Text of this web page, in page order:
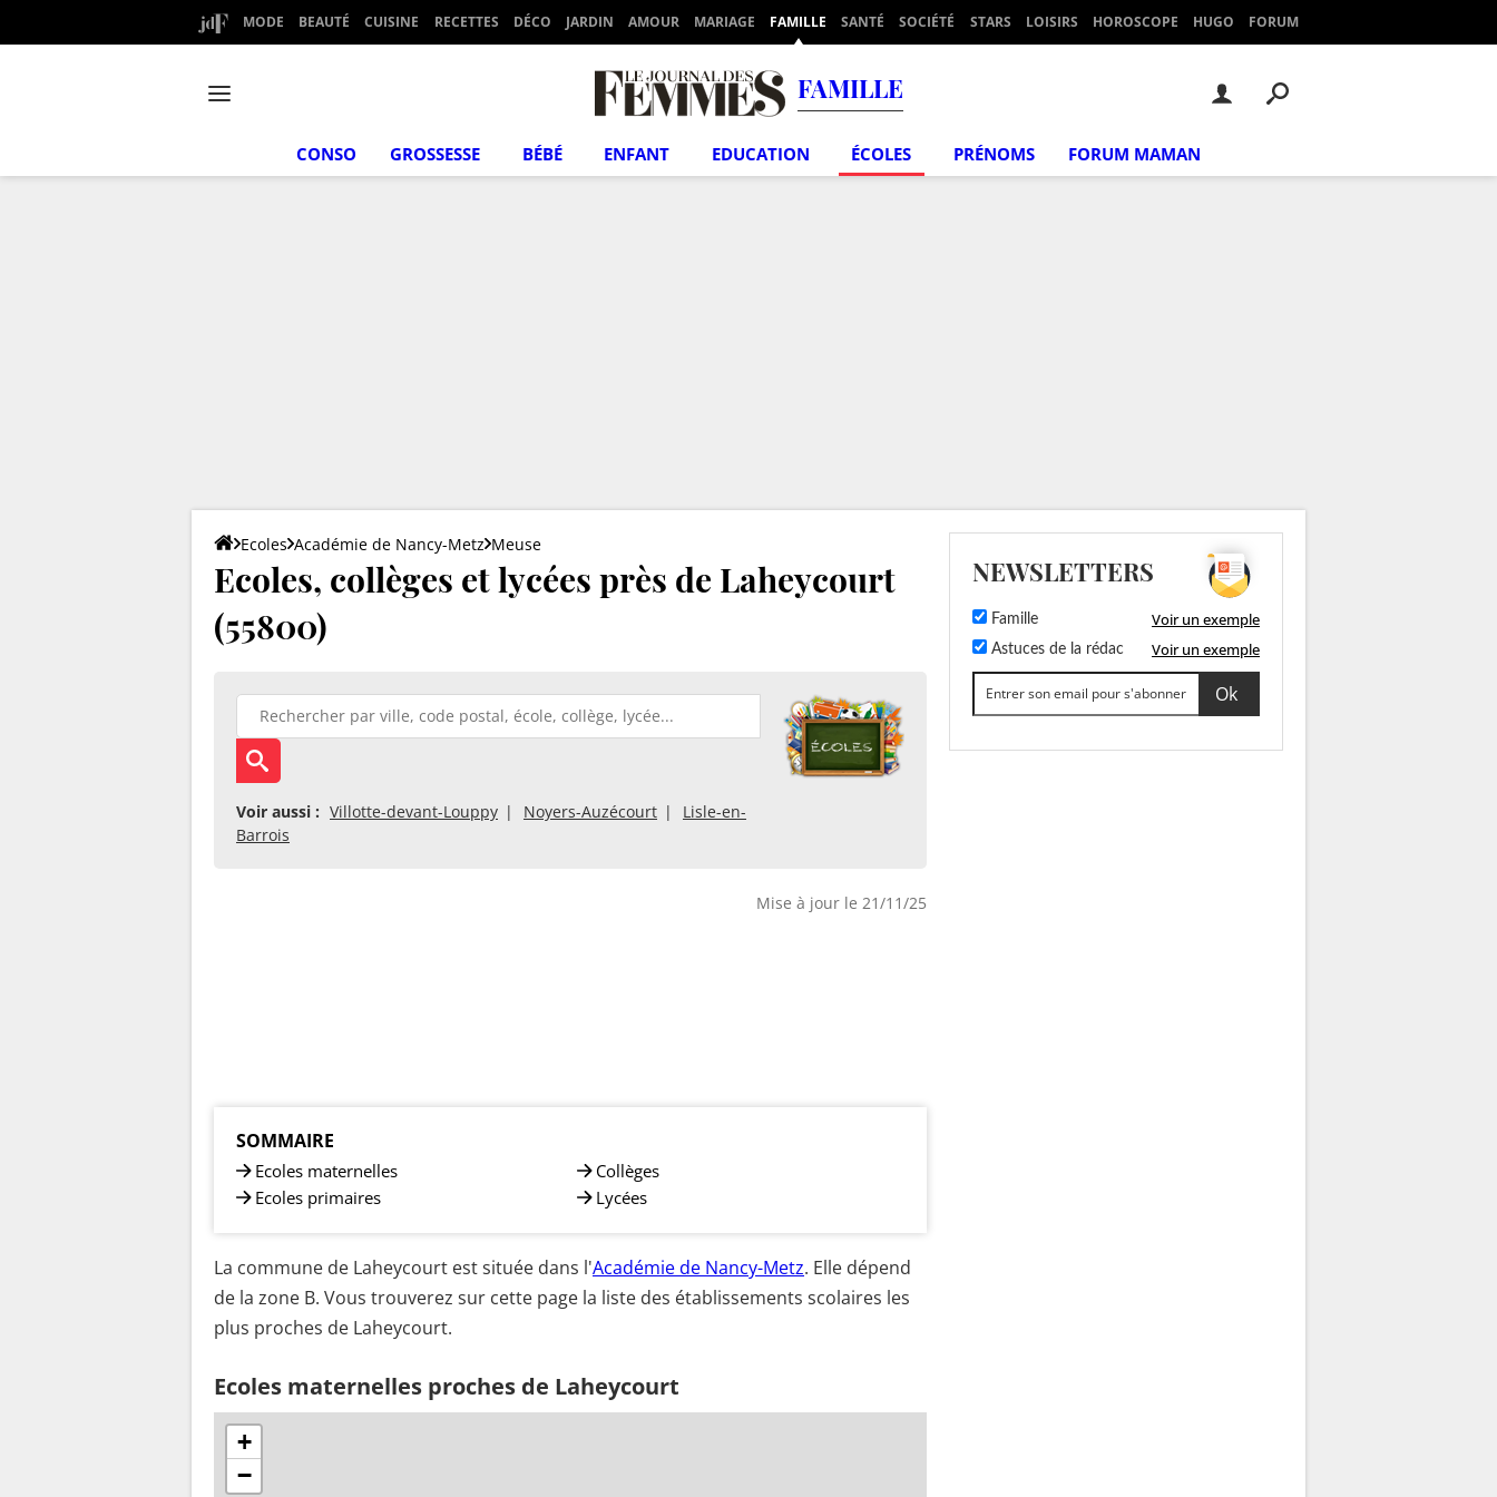
MODE BEAUTÉ CUISINE RECETTES DÉCO JARDIN AMOUR MARIAGE FAMILLE SANTÉ SOCIÉTÉ STARS LOISIRS HOROSCOPE HUGO FORUM
FAMILLE
CONSO GROSSESSE BÉBÉ ENFANT EDUCATION ÉCOLES PRÉNOMS FORUM MAMAN
Ecoles Académie de Nancy-Metz Meuse
Ecoles, collèges et lycées près de Laheycourt
(55800)
Voir aussi : Villotte-devant-Louppy Noyers-Auzécourt
Lisle-en-
Barrois
Mise à jour le 21/11/25
SOMMAIRE
Ecoles maternelles
Ecoles primaires
Collèges
Lycées
La commune de Laheycourt est située dans l'Académie de Nancy-Metz. Elle dépend
de la zone B. Vous trouverez sur cette page la liste des établissements scolaires les
plus proches de Laheycourt.
Ecoles maternelles proches de Laheycourt
+
−
NEWSLETTERS
Famille Voir un exemple
Astuces de la rédac Voir un exemple